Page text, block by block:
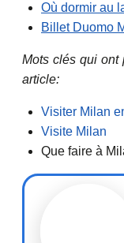
Où dormir au
Billet Duomo
Mots clés qui ont
article:
Visiter Milan
Visite Milan
Que faire à